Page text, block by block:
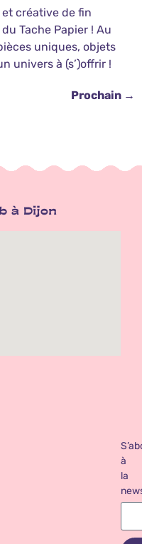
et créative de fin
Tache Papier ! Au
uniques, objets
univers à (s’)offrir !
Prochain →
à Dijon
à
la